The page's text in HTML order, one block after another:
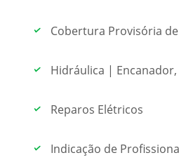
Cobertura Provisória
Hidráulica |
Reparos Elétricos
Indicação de